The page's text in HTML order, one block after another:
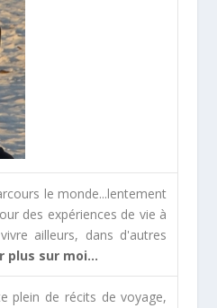
le monde...lentement
des expériences de vie à
ailleurs, dans d'autres
plus sur moi...
plein de récits de voyage,